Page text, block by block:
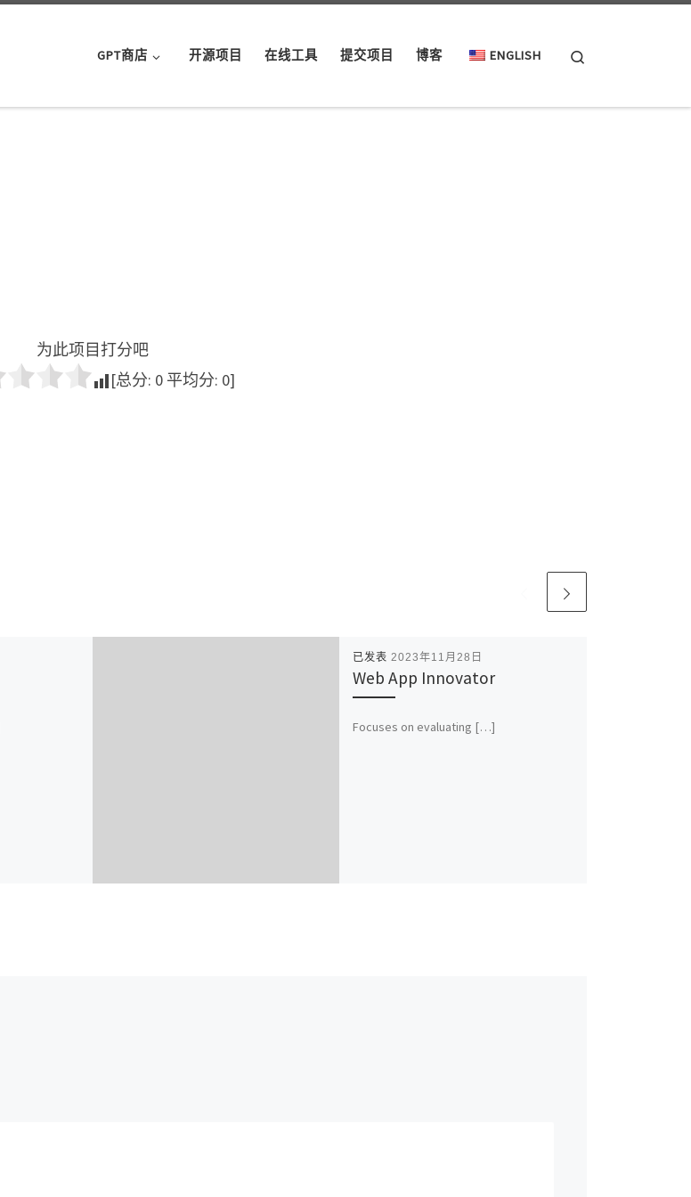
GPT商店 开源项目 在线工具 提交项目 博客 ENGLISH
为此项目打分吧
[总分: 0 平均分: 0]
已发表 2023年11月28日
Web App Innovator
Focuses on evaluating […]